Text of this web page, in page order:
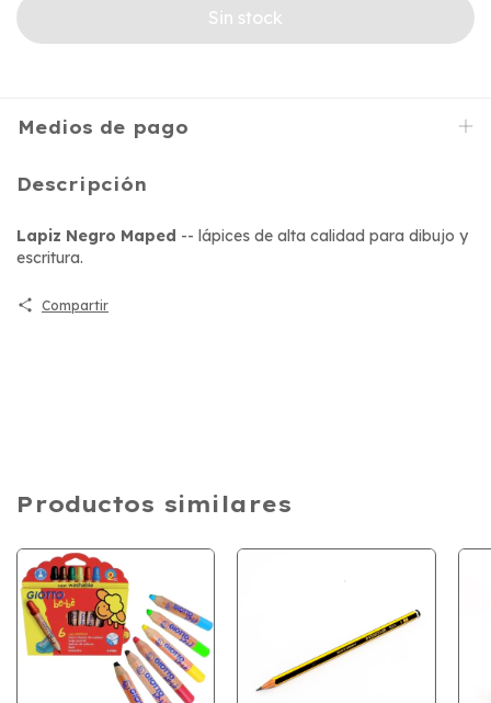
Medios de pago
Descripción
Lapiz Negro Maped -- lápices de alta calidad para dibujo y
escritura.
Compartir
Productos similares